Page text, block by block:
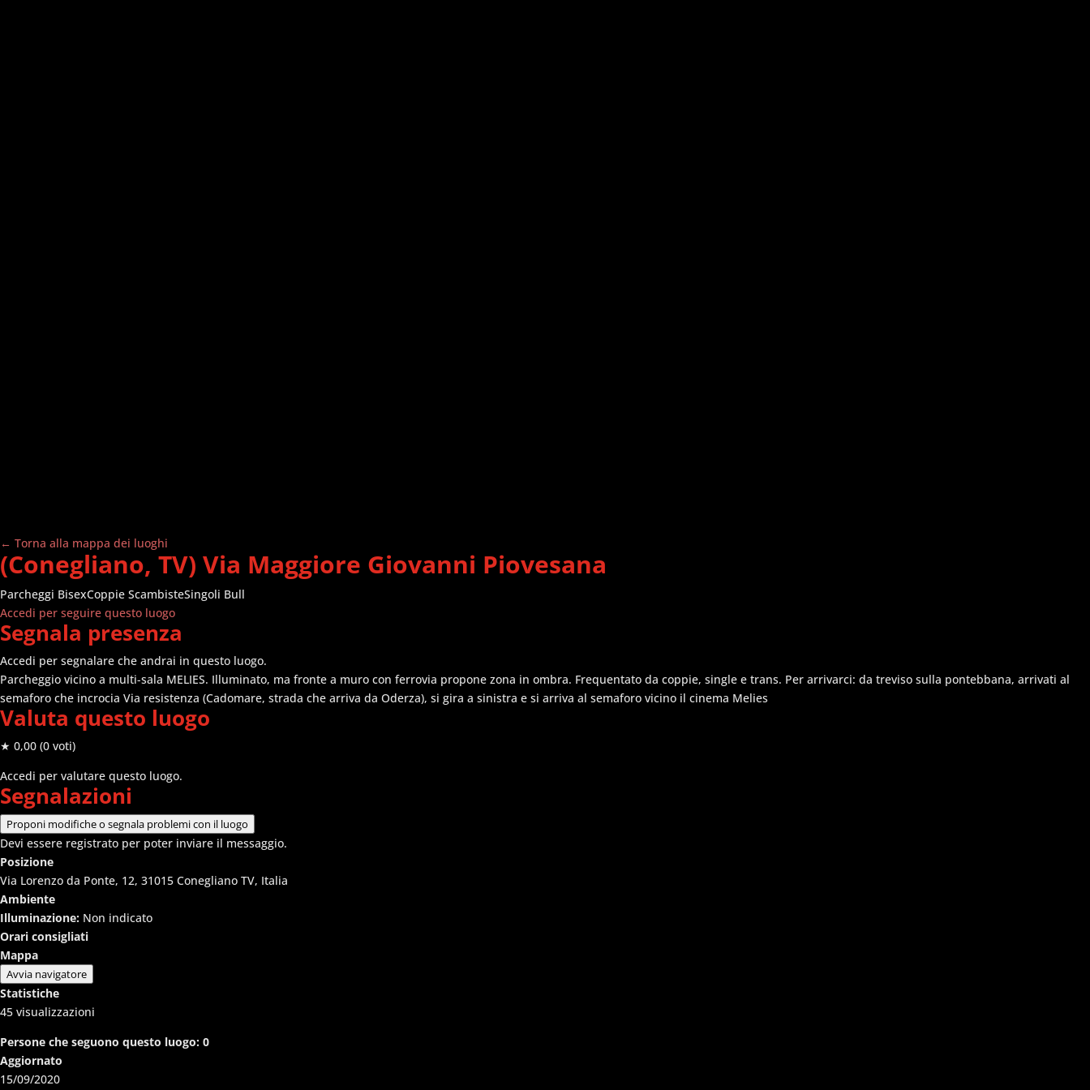
← Torna alla mappa dei luoghi
(Conegliano, TV) Via Maggiore Giovanni Piovesana
Parcheggi BisexCoppie ScambisteSingoli Bull
Accedi per seguire questo luogo
Segnala presenza
Accedi per segnalare che andrai in questo luogo.
Parcheggio vicino a multi-sala MELIES. Illuminato, ma fronte a muro con ferrovia propone zona in ombra. Frequentato da coppie, single e trans. Per arrivarci: da treviso sulla pontebbana, arrivati al
semaforo che incrocia Via resistenza (Cadomare, strada che arriva da Oderza), si gira a sinistra e si arriva al semaforo vicino il cinema Melies
Valuta questo luogo
★ 0,00 (0 voti)
Accedi per valutare questo luogo.
Segnalazioni
Proponi modifiche o segnala problemi con il luogo
Devi essere registrato per poter inviare il messaggio.
Posizione
Via Lorenzo da Ponte, 12, 31015 Conegliano TV, Italia
Ambiente
Illuminazione: Non indicato
Orari consigliati
Mappa
Avvia navigatore
Statistiche
45 visualizzazioni
Persone che seguono questo luogo: 0
Aggiornato
15/09/2020